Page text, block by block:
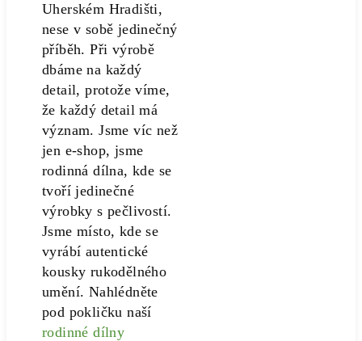
Uherském Hradišti,
nese v sobě jedinečný
příběh. Při výrobě
dbáme na každý
detail, protože víme,
že každý detail má
význam. Jsme víc než
jen e-shop, jsme
rodinná dílna, kde se
tvoří jedinečné
výrobky s pečlivostí.
Jsme místo, kde se
vyrábí autentické
kousky rukodělného
umění. Nahlédněte
pod pokličku naší
rodinné dílny